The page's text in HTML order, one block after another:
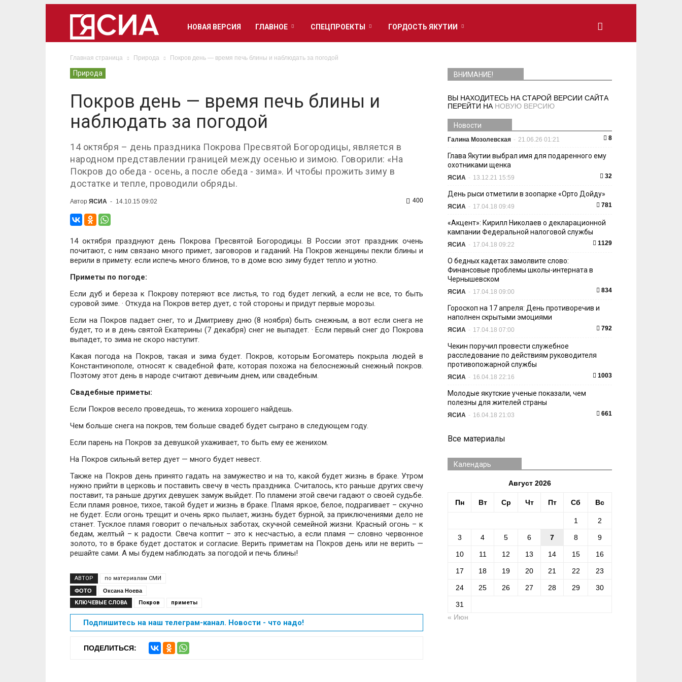
НОВАЯ ВЕРСИЯ ГЛАВНОЕ СПЕЦПРОЕКТЫ ГОРДОСТЬ ЯКУТИИ
Главная страница Природа Покров день — время печь блины и наблюдать за погодой
Природа
Покров день — время печь блины и
наблюдать за погодой
14 октября – день праздника Покрова Пресвятой Богородицы, является в
народном представлении границей между осенью и зимою. Говорили: «На
Покров до обеда - осень, а после обеда - зима». И чтобы прожить зиму в
достатке и тепле, проводили обряды.
Автор ЯСИА - 14.10.15 09:02 400
14 октября празднуют день Покрова Пресвятой Богородицы. В России этот праздник очень
почитают, с ним связано много примет, заговоров и гаданий. На Покров женщины пекли блины и
верили в примету: если испечь много блинов, то в доме всю зиму будет тепло и уютно.
Приметы по погоде:
Если дуб и береза к Покрову потеряют все листья, то год будет легкий, а если не все, то быть
суровой зиме. · Откуда на Покров ветер дует, с той стороны и придут первые морозы.
Если на Покров падает снег, то и Дмитриеву дню (8 ноября) быть снежным, а вот если снега не
будет, то и в день святой Екатерины (7 декабря) снег не выпадет. · Если первый снег до Покрова
выпадет, то зима не скоро наступит.
Какая погода на Покров, такая и зима будет. Покров, которым Богоматерь покрыла людей в
Константинополе, относят к свадебной фате, которая похожа на белоснежный снежный покров.
Поэтому этот день в народе считают девичьим днем, или свадебным.
Свадебные приметы:
Если Покров весело проведешь, то жениха хорошего найдешь.
Чем больше снега на покров, тем больше свадеб будет сыграно в следующем году.
Если парень на Покров за девушкой ухаживает, то быть ему ее женихом.
На Покров сильный ветер дует — много будет невест.
Также на Покров день принято гадать на замужество и на то, какой будет жизнь в браке. Утром
нужно прийти в церковь и поставить свечу в честь праздника. Считалось, кто раньше других свечу
поставит, та раньше других девушек замуж выйдет. По пламени этой свечи гадают о своей судьбе.
Если пламя ровное, тихое, такой будет и жизнь в браке. Пламя яркое, белое, подрагивает – скучно
не будет. Если огонь трещит и очень ярко пылает, жизнь будет бурной, за приключениями дело не
станет. Тусклое пламя говорит о печальных заботах, скучной семейной жизни. Красный огонь – к
бедам, желтый – к радости. Свеча коптит – это к несчастью, а если пламя — словно червонное
золото, то в браке будет достаток и согласие. Верить приметам на Покров день или не верить —
решайте сами. А мы будем наблюдать за погодой и печь блины!
АВТОР по материалам СМИ
ФОТО Оксана Ноева
КЛЮЧЕВЫЕ СЛОВА Покров приметы
Подпишитесь на наш телеграм-канал. Новости - что надо!
ПОДЕЛИТЬСЯ:
ВНИМАНИЕ!
ВЫ НАХОДИТЕСЬ НА СТАРОЙ ВЕРСИИ САЙТА
ПЕРЕЙТИ НА НОВУЮ ВЕРСИЮ
Новости
Галина Мозолевская - 21.06.26 01:21 8
Глава Якутии выбрал имя для подаренного ему
охотниками щенка
ЯСИА - 13.12.21 15:59 32
День рыси отметили в зоопарке «Орто Дойду»
ЯСИА - 17.04.18 09:49 781
«Акцент»: Кирилл Николаев о декларационной
кампании Федеральной налоговой службы
ЯСИА - 17.04.18 09:22 1129
О бедных кадетах замолвите слово:
Финансовые проблемы школы-интерната в
Чернышевском
ЯСИА - 17.04.18 09:00 834
Гороскоп на 17 апреля: День противоречив и
наполнен скрытыми эмоциями
ЯСИА - 17.04.18 07:00 792
Чекин поручил провести служебное
расследование по действиям руководителя
противопожарной службы
ЯСИА - 16.04.18 22:16 1003
Молодые якутские ученые показали, чем
полезны для жителей страны
ЯСИА - 16.04.18 21:03 661
Все материалы
Календарь
Август 2026
Пн Вт Ср Чт Пт Сб Вс
1 2
3 4 5 6 7 8 9
10 11 12 13 14 15 16
17 18 19 20 21 22 23
24 25 26 27 28 29 30
31
« Июн